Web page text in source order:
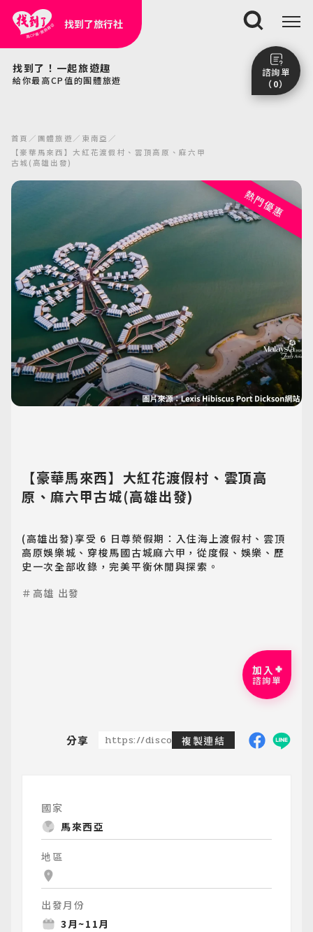
找到了旅行社
找到了！一起旅遊趣
給你最高CP值的團體旅遊
搜尋
諮詢單
（0）
前往諮詢單頁面
首頁 團體旅遊
東南亞
【豪華馬來西】大紅花渡假村、雲頂高原、麻六甲
古城(高雄出發)
熱門優惠
【豪華馬來西】大紅花渡假村、雲頂高
原、麻六甲古城(高雄出發)
(高雄出發)享受 6 日尊榮假期：入住海上渡假村、雲頂
高原娛樂城、穿梭馬國古城麻六甲，從度假、娛樂、歷
史一次全部收錄，完美平衡休閒與探索。
＃高雄 出發
加入
諮詢單
分享 https://discoveredtravel.com.tw/
複製連結
國家
馬來西亞
地區
出發月份
3月~11月